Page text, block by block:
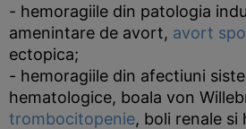
- hemoragiile din patologia
amenintare de avort, avort
ectopica;
- hemoragiile din afectiuni
hematologice, boala von
trombocitopenie, boli renale si